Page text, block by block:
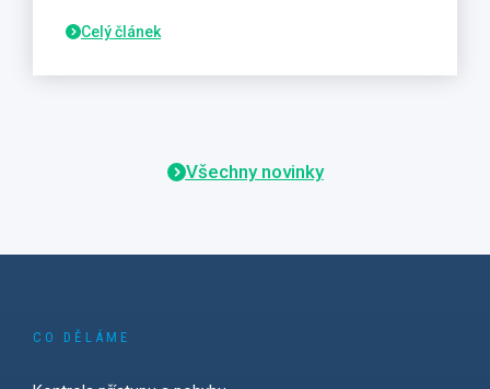
Celý článek
Všechny novinky
CO DĚLÁME